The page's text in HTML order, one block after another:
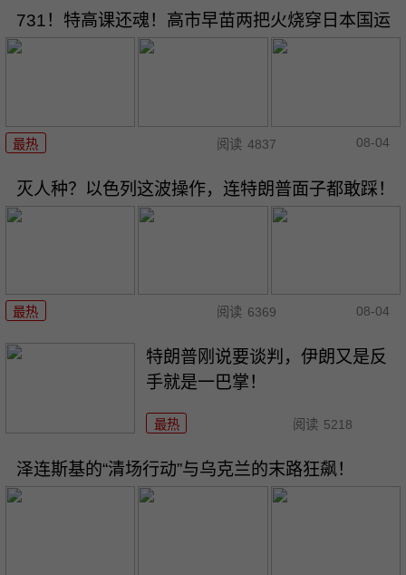
731！特高课还魂！高市早苗两把火烧穿日本国运
最热 阅读 4837 08-04
灭人种？以色列这波操作，连特朗普面子都敢踩！
最热 阅读 6369 08-04
特朗普刚说要谈判，伊朗又是反
手就是一巴掌！
最热 阅读 5218
泽连斯基的“清场行动”与乌克兰的末路狂飙！